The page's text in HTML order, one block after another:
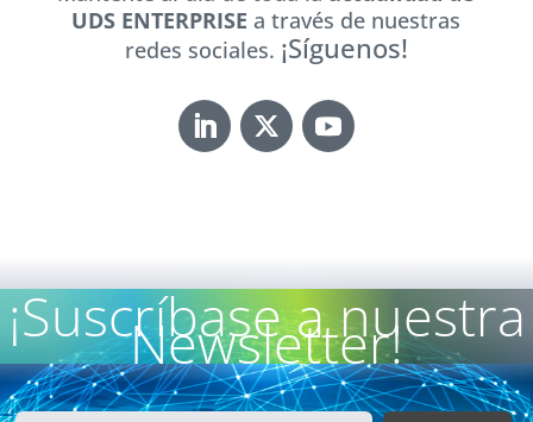
UDS ENTERPRISEa través de nuestras
redes sociales. ¡Síguenos!
¡Suscríbase a nuestra
Newsletter!